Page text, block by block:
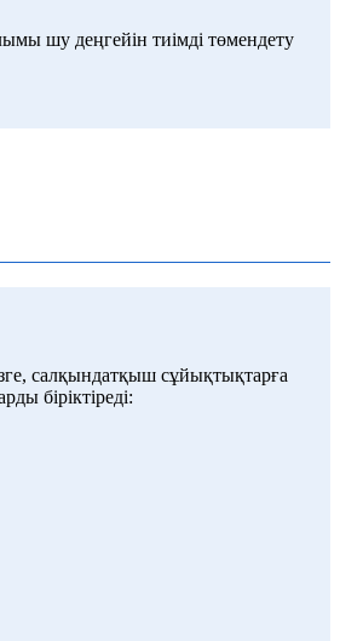
шу деңгейін тиімді төмендету
салқындатқыш сұйықтықтарға
біріктіреді: